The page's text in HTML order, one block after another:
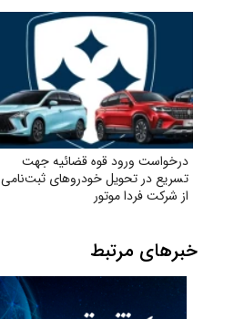
درخواست ورود قوه قضائیه جهت
تسریع در تحویل خودروهای ثبت‌نامی
از شرکت فردا موتور
خبرهای مرتبط